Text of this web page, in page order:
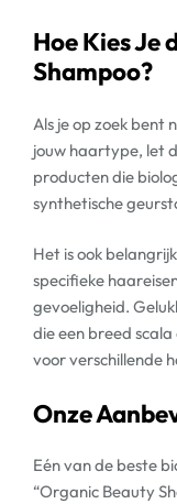
Hoe Kies Je
Shampoo?
Als je op zoek bent
jouw haartype, let
producten die
synthetische
Het is ook
specifieke
gevoeligheid.
die een breed
voor verschillende
Onze
Eén van de beste
“Organic Beauty